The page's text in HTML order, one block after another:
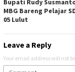
Bupati Rudy
MBG Bareng Pelajar
05 Lulut
Leave a Reply
Your email address will not